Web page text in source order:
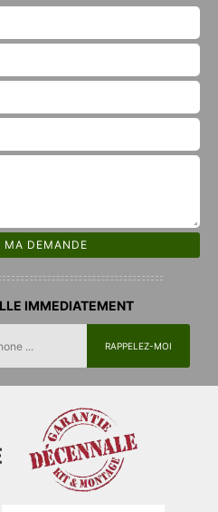
IMMEDIATEMENT